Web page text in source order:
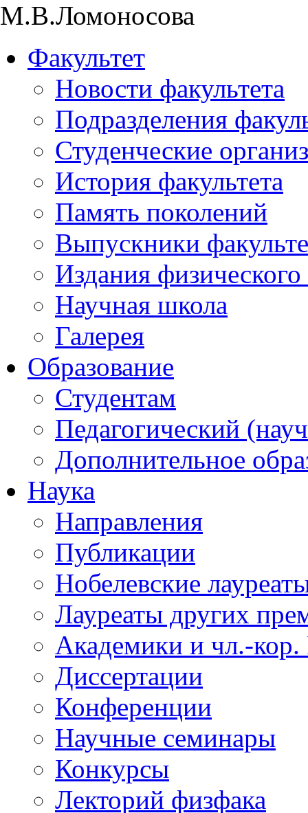
М.В.Ломоносова
Факультет
Новости факультета
Подразделения
Студенческие
История факультета
Память поколений
Выпускники
Издания физического
Научная школа
Галерея
Образование
Студентам
Педагогический
Дополнительное
Наука
Направления
Публикации
Нобелевские
Лауреаты других
Академики и чл.-
Диссертации
Конференции
Научные семинары
Конкурсы
Лекторий физфака